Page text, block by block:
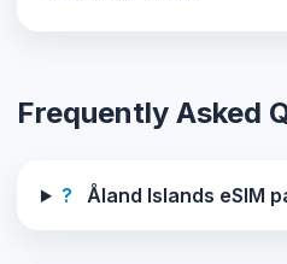
Frequently Asked
? Åland Islands eSIM